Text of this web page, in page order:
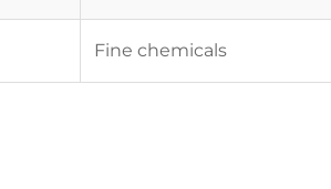
Fine chemicals